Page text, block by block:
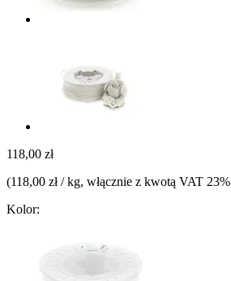
118,00 zł
(118,00 zł / kg, włącznie z kwotą VAT 23%
Kolor: